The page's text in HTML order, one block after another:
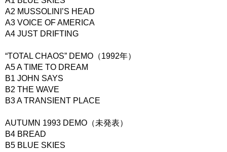
A2 MUSSOLINI’S HEAD
A3 VOICE OF AMERICA
A4 JUST DRIFTING
“TOTAL CHAOS” DEMO（1992年）
A5 A TIME TO DREAM
B1 JOHN SAYS
B2 THE WAVE
B3 A TRANSIENT PLACE
AUTUMN 1993 DEMO（未発表）
B4 BREAD
B5 BLUE SKIES